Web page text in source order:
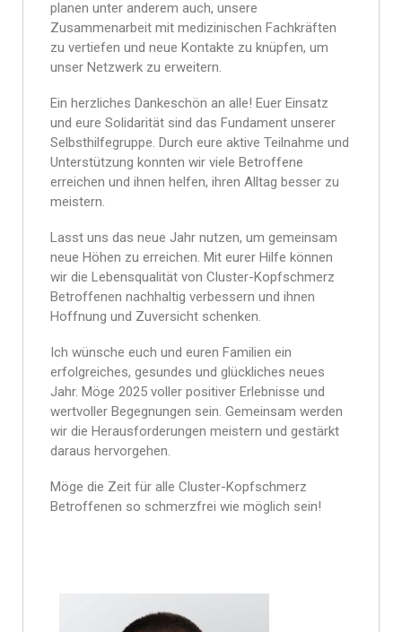
planen unter anderem auch, unsere
Zusammenarbeit mit medizinischen Fachkräften
zu vertiefen und neue Kontakte zu knüpfen, um
unser Netzwerk zu erweitern.
Ein herzliches Dankeschön an alle! Euer Einsatz
und eure Solidarität sind das Fundament unserer
Selbsthilfegruppe. Durch eure aktive Teilnahme und
Unterstützung konnten wir viele Betroffene
erreichen und ihnen helfen, ihren Alltag besser zu
meistern.
Lasst uns das neue Jahr nutzen, um gemeinsam
neue Höhen zu erreichen. Mit eurer Hilfe können
wir die Lebensqualität von Cluster-Kopfschmerz
Betroffenen nachhaltig verbessern und ihnen
Hoffnung und Zuversicht schenken.
Ich wünsche euch und euren Familien ein
erfolgreiches, gesundes und glückliches neues
Jahr. Möge 2025 voller positiver Erlebnisse und
wertvoller Begegnungen sein. Gemeinsam werden
wir die Herausforderungen meistern und gestärkt
daraus hervorgehen.
Möge die Zeit für alle Cluster-Kopfschmerz
Betroffenen so schmerzfrei wie möglich sein!